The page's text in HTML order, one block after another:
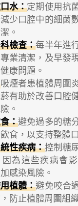
水：定期使用抗
少口腔中的細菌
。
檢查：每半年進
業清潔，及早發
康問題。
吸煙者患植體周圍
有助於改善口腔
。
：避免過多的糖
食，以支持整體
性疾病：控制糖
因為這些疾病會
感染風險。
植體：避免咬合
防止植體周圍組